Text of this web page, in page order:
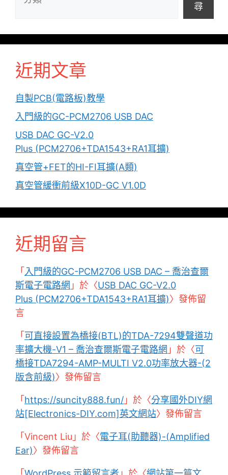
尋
近期文章
自製PCB(電路板)教學
入門級的GC-PCM2706 USB DAC
USB DAC GC-V2.0
Plus (PCM2706+TDA1543+RA1耳擴)
真空管+FET的HI-FI耳擴(A類)
真空管緩衝前級X10D-GC V1.0D
近期留言
「入門級的GC-PCM2706 USB DAC – 喬治查爾
斯電子電路網 」於〈USB DAC GC-V2.0
Plus (PCM2706+TDA1543+RA1耳擴)〉發佈留
言
「可直接設置為橋接(BTL)的TDA-7294雙聲道功
率擴大機-V1 – 喬治查爾斯電子電路網 」於〈可
橋接TDA7294-AMP-MULTI V2.0功率放大器-(2
版含前級)〉發佈留言
「https://suncity888.fun/ 」於〈分享國外DIY網
站[Electronics-DIY.com]英文網站〉發佈留言
「Vincent Liu 」於〈電子耳(助聽器)-(Amplified
Ear)〉發佈留言